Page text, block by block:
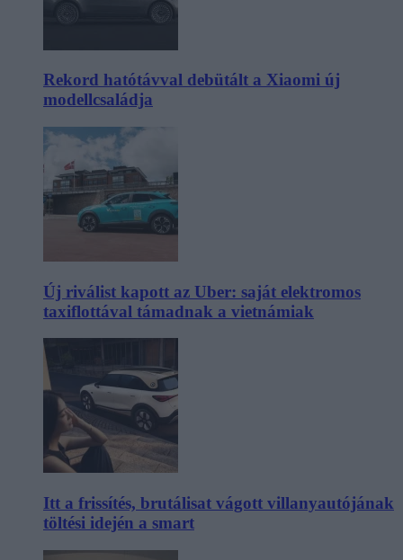
Rekord hatótávval debütált a Xiaomi új
modellcsaládja
Új riválist kapott az Uber: saját elektromos
taxiflottával támadnak a vietnámiak
Itt a frissítés, brutálisat vágott villanyautójának
töltési idején a smart